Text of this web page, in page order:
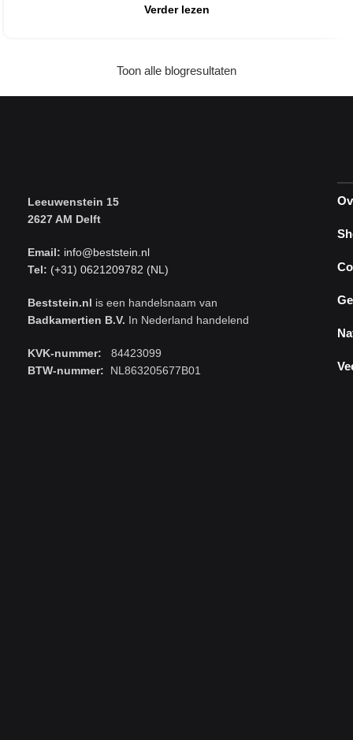
Verder lezen
Toon alle blogresultaten
Leeuwenstein 15
2627 AM Delft
Email: info@beststein.nl
Tel: (+31) 0621209782 (NL)
Beststein.nl is een handelsnaam van
Badkamertien B.V. In Nederland handelend
KVK-nummer: 84423099
BTW-nummer: NL863205677B01